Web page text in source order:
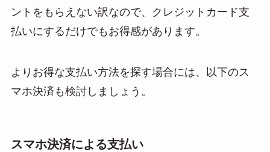
ントをもらえない訳なので、クレジットカード支
払いにするだけでもお得感があります。
よりお得な支払い方法を探す場合には、以下のス
マホ決済も検討しましょう。
スマホ決済による支払い